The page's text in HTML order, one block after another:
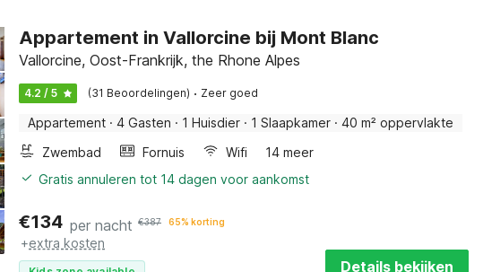
Appartement in Vallorcine bij Mont Blanc
Vallorcine, Oost-Frankrijk, the Rhone Alpes
4.2 / 5 (31 Beoordelingen) · Zeer goed
Appartement · 4 Gasten · 1 Huisdier · 1 Slaapkamer · 40 m² oppervlakte
Zwembad
Fornuis Wifi
14 meer
Gratis annuleren tot 14 dagen voor aankomst
€134 per nacht €387 65% korting
+extra kosten
Details bekijken